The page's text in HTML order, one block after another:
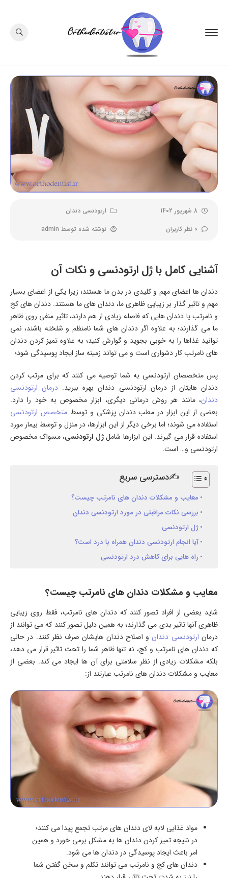
8 شهریور 1402
ارتودنسی دندان
0 نظر کاربران
نوشته شده توسط admin
آشنایی کامل با ژل ارتودنسی و نکات آن
دندان ها اعضای مهم و کلیدی در بدن ما هستند؛ زیرا یکی از اعضای بسیار
مهم و تاثیر گذار بر زیبایی ظاهری ما، دندان های ما هستند. دندان های کج
و نامرتب یا دندان هایی که فاصله زیادی از هم دارند، تاثیر منفی روی ظاهر
ما می گذارند؛ به علاوه اگر دندان های شما نامنظم و شلخته باشند، نمی
توانید غذاها را به خوبی بجوید و گوارش کنید؛ به علاوه تمیز کردن دندان
های نامرتب کار دشواری است و می تواند زمینه ساز ایجاد پوسیدگی شود؛
پس متخصصان ارتودنسی به شما توصیه می کنند که برای مرتب کردن
دندان هایتان از درمان ارتودنسی دندان بهره ببرید. درمان ارتودنسی
دندان، مانند هر روش درمانی دیگری، ابزار مخصوص به خود را دارد.
بعضی از این ابزار در مطب دندان پزشکی و توسطمتخصص ارتودنسی
استفاده می شوند؛ اما برخی دیگر از این ابزارها، در منزل و توسط بیمار مورد
استفاده قرار می گیرند. این ابزارها شاملژل ارتودنسی، مسواک مخصوص
ارتودنسی و… است.
✍دسترسی سریع
معایب و مشکلات دندان های نامرتب چیست؟
بررسی نکات مراقبتی در مورد ارتودنسی دندان
ژل ارتودنسی
آیا انجام ارتودنسی دندان همراه با درد است؟
راه هایی برای کاهش درد ارتودنسی
معایب و مشکلات دندان های نامرتب چیست؟
شاید بعضی از افراد تصور کنند که دندان های نامرتب، فقط روی زیبایی
ظاهری آنها تاثیر بدی می گذارند؛ به همین دلیل تصور کنند که می توانند از
درمان ارتودنسی دندانو اصلاح دندان هایشان صرف نظر کنند. در حالی
که دندان های نامرتب و کج، نه تنها ظاهر شما را تحت تاثیر قرار می دهد،
بلکه مشکلات زیادی از نظر سلامتی برای آن ها ایجاد می کند. بعضی از
معایب و مشکلات دندان های نامرتب عبارتند از:
مواد غذایی لابه لای دندان های مرتب تجمع پیدا می کنند؛
در نتیجه تمیز کردن دندان ها به مشکل برمی خورد و همین
امر باعث ایجاد پوسیدگی در دندان ها می شود.
دندان های کج و نامرتب می توانند تکلم و سخن گفتن شما